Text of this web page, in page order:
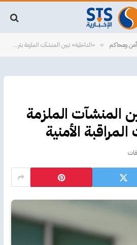
أمن ومحاكم » «الداخلية» تبين المنشآت الملزمة بتركيب كاميرات المراقبة الأمنية
المنشآت الملزمة
الأمنية